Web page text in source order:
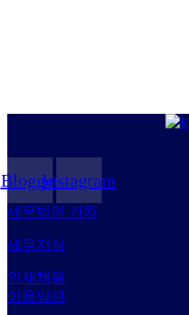
BloggerInstagram
세무법인 가치
세무지식
인재채용
이용약관